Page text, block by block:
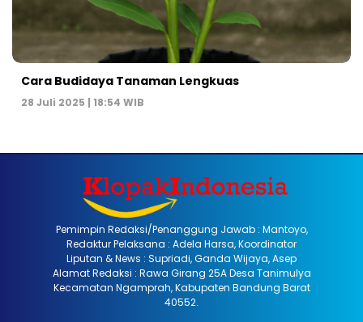
Cara Budidaya Tanaman Lengkuas
28 Juli 2025 | 18:54 WIB
Pemimpin Redaksi/Penanggung Jawab : Mantoyo,
Redaktur Pelaksana : Adela Harsa, Koordinator
Liputan & News : Supriadi, Ganda Wijaya, Asep
Alamat Redaksi : Rawa Girang 25A Desa Tanimulya
Kecamatan Ngamprah, Kabupaten Bandung Barat
40552.